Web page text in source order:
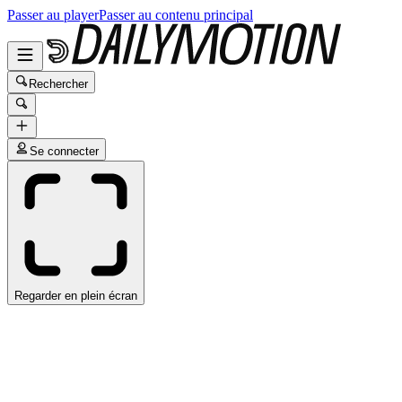
Passer au playerPasser au contenu principal
Rechercher
Se connecter
Regarder en plein écran